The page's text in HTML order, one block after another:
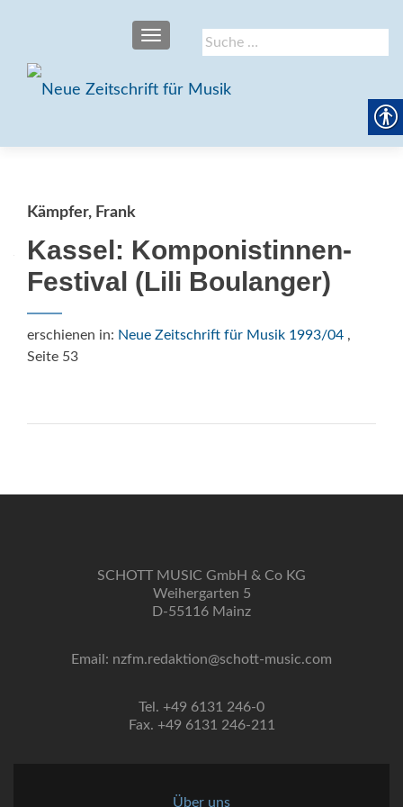
Suche
nach:
SCHALTE NAVIGATION
Kämpfer, Frank
Kassel: Komponistinnen-
Festival (Lili Boulanger)
erschienen in: Neue Zeitschrift für Musik 1993/04 ,
Seite 53
SCHOTT MUSIC GmbH & Co KG
Weihergarten 5
D-55116 Mainz
Email: nzfm.redaktion@schott-music.com
Tel. +49 6131 246-0
Fax. +49 6131 246-211
Über uns